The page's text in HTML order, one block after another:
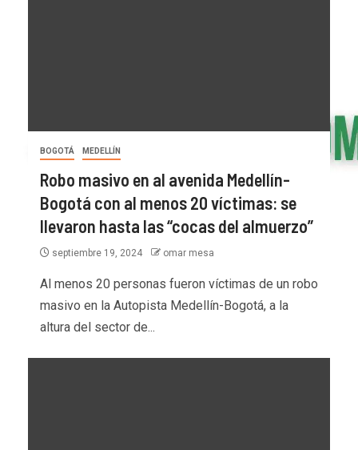
BOGOTÁ MEDELLÍN
Robo masivo en al avenida Medellín-
Bogotá con al menos 20 víctimas: se
llevaron hasta las “cocas del almuerzo”
septiembre 19, 2024 omar mesa
Al menos 20 personas fueron víctimas de un robo
masivo en la Autopista Medellín-Bogotá, a la
altura del sector de...